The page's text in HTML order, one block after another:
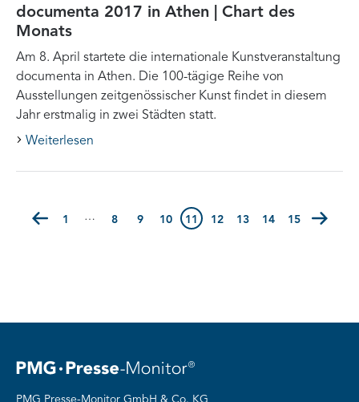
documenta 2017 in Athen | Chart des
Monats
Am 8. April startete die internationale Kunstveranstaltung
documenta in Athen. Die 100-tägige Reihe von
Ausstellungen zeitgenössischer Kunst findet in diesem
Jahr erstmalig in zwei Städten statt.
Weiterlesen
Seite
1 (Erste Seite)
… Seite
8 Seite
9 Seite
10 11 Seite
12 Seite
13 Seite
14 Seite
15(Letzte
PMG Presse-Monitor GmbH & Co. KG